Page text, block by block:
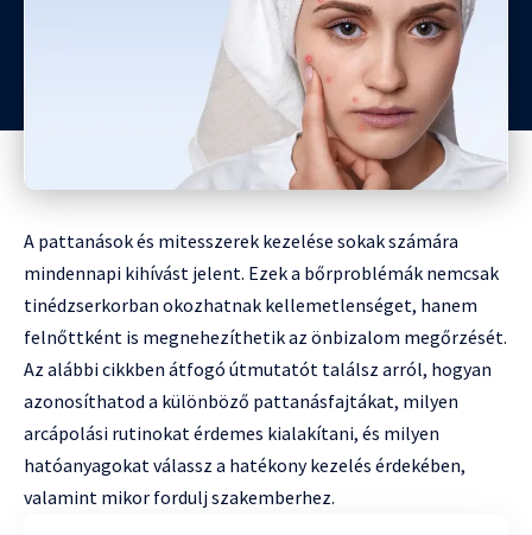
A pattanások és mitesszerek kezelése sokak számára
mindennapi kihívást jelent. Ezek a bőrproblémák nemcsak
tinédzserkorban okozhatnak kellemetlenséget, hanem
felnőttként is megnehezíthetik az önbizalom megőrzését.
Az alábbi cikkben átfogó útmutatót találsz arról, hogyan
azonosíthatod a különböző pattanásfajtákat, milyen
arcápolási rutinokat érdemes kialakítani, és milyen
hatóanyagokat válassz a hatékony kezelés érdekében,
valamint mikor fordulj szakemberhez.